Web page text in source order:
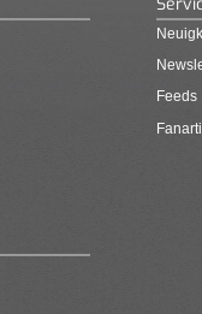
Feeds